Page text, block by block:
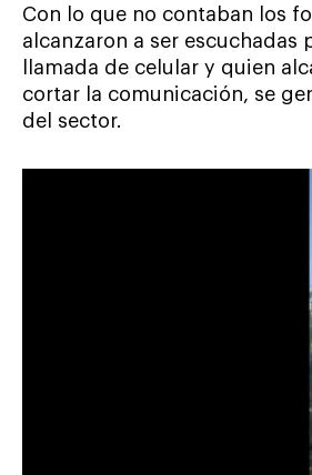
Con lo que no contaban los
alcanzaron a ser
llamada de celular y quien
cortar la comunicación, se
del sector.